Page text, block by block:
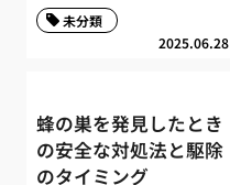
2025.06.28
未分類
蜂の巣を発見したとき
の安全な対処法と駆除
のタイミング